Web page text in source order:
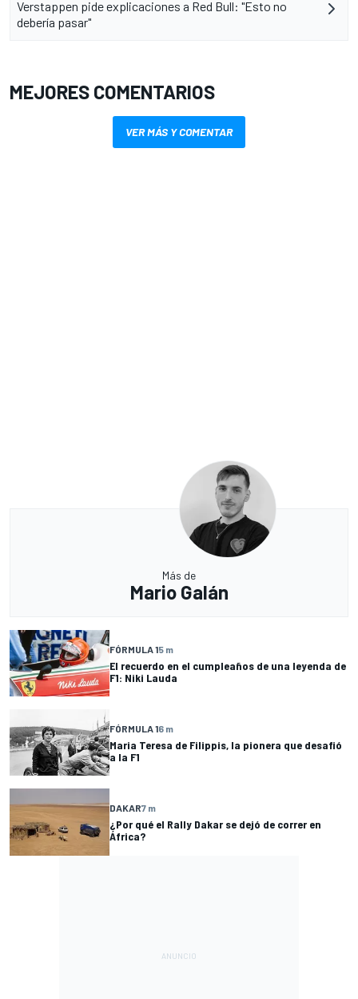
Verstappen pide explicaciones a Red Bull: "Esto no
debería pasar"
MEJORES COMENTARIOS
VER MÁS Y COMENTAR
Más de
Mario Galán
FÓRMULA 15 m
El recuerdo en el cumpleaños de una leyenda de
F1: Niki Lauda
FÓRMULA 16 m
Maria Teresa de Filippis, la pionera que desafió
a la F1
DAKAR7 m
¿Por qué el Rally Dakar se dejó de correr en
África?